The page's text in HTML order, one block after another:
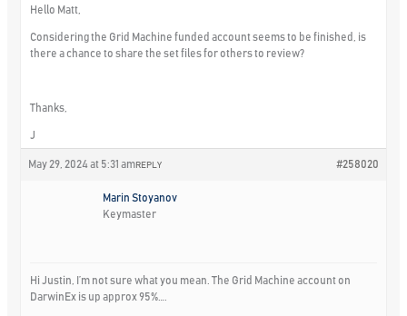
Hello Matt,
Considering the Grid Machine funded account seems to be finished, is
there a chance to share the set files for others to review?
Thanks,
J
May 29, 2024 at 5:31 am #258020
REPLY
Marin Stoyanov
Keymaster
Hi Justin, I’m not sure what you mean. The Grid Machine account on
DarwinEx is up approx 95%….